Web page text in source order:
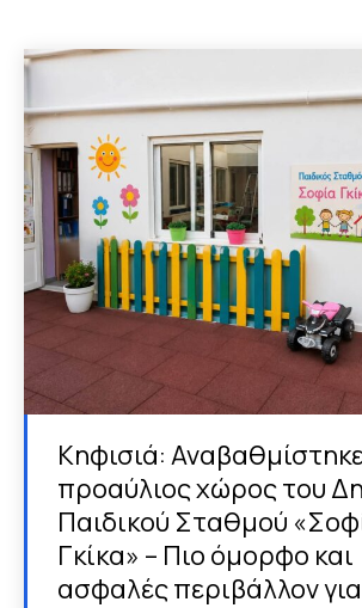
Κηφισιά:
προαύλιος χώρος του
Παιδικού Σταθμού
Γκίκα» – Πιο όμορφο και
ασφαλές περιβάλλον